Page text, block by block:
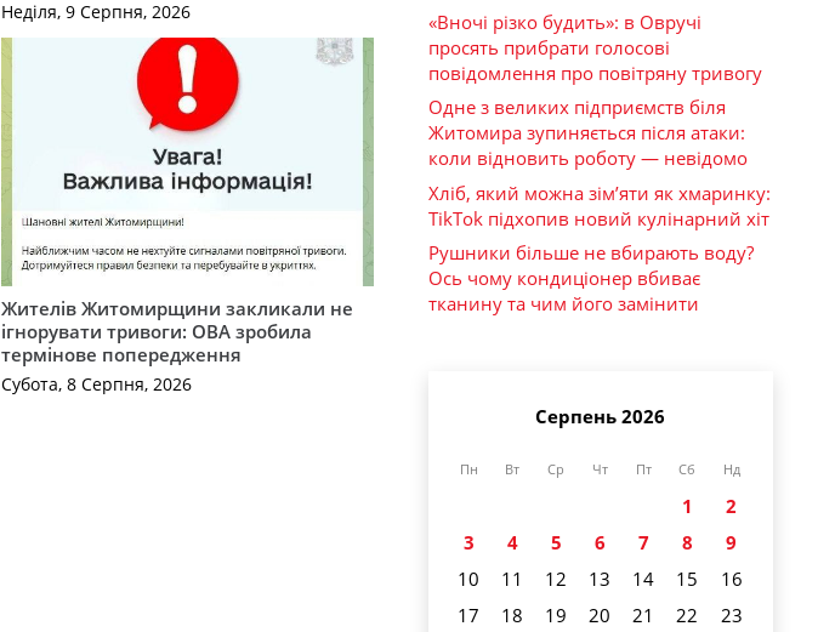
Неділя, 9 Серпня, 2026
Жителів Житомирщини закликали не
ігнорувати тривоги: ОВА зробила
термінове попередження
Субота, 8 Серпня, 2026
«Вночі різко будить»: в Овручі
просять прибрати голосові
повідомлення про повітряну тривогу
Одне з великих підприємств біля
Житомира зупиняється після атаки:
коли відновить роботу — невідомо
Хліб, який можна зім’яти як хмаринку:
TikTok підхопив новий кулінарний хіт
Рушники більше не вбирають воду?
Ось чому кондиціонер вбиває
тканину та чим його замінити
Серпень 2026
Пн Вт Ср Чт Пт Сб Нд
1
2
3
4 5 6 7 8
9
10
11 12 13 14 15
16
17
18 19 20 21 22
23